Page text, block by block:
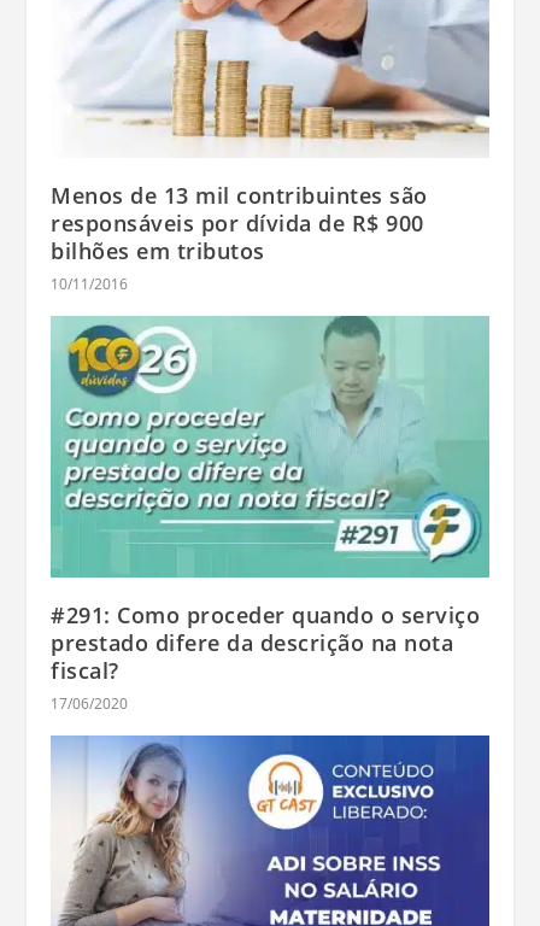
Menos de 13 mil contribuintes são
responsáveis por dívida de R$ 900
bilhões em tributos
10/11/2016
#291: Como proceder quando o serviço
prestado difere da descrição na nota
fiscal?
17/06/2020